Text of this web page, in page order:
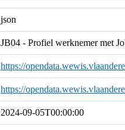
json
JB04 - Profiel werknemer met
https://
https://
2024-09-05T00:00:00